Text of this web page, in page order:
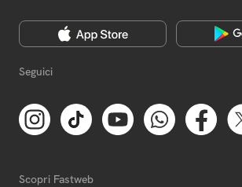
Seguici
Scopri Fastweb